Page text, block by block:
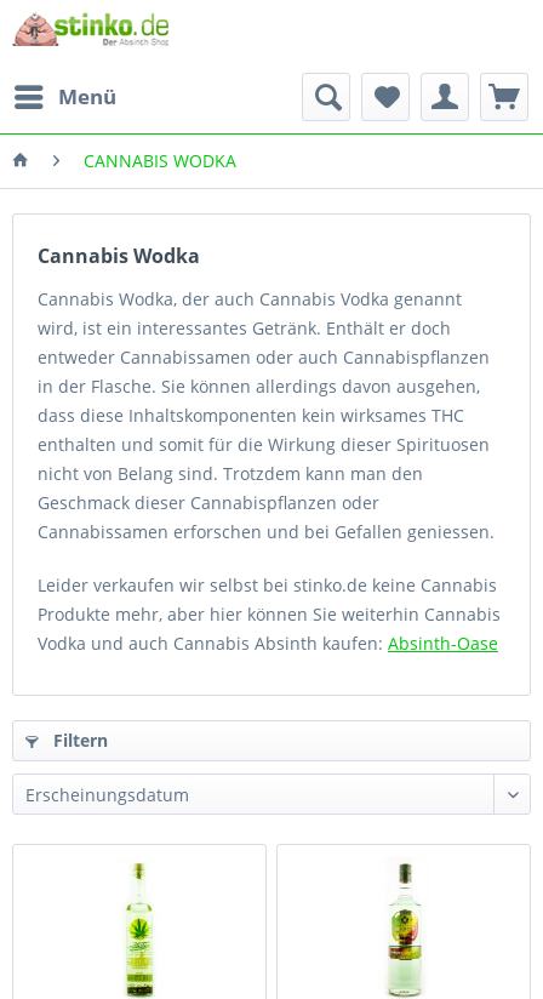
Menü
CANNABIS WODKA
Cannabis Wodka
Cannabis Wodka, der auch Cannabis Vodka genannt
wird, ist ein interessantes Getränk. Enthält er doch
entweder Cannabissamen oder auch Cannabispflanzen
in der Flasche. Sie können allerdings davon ausgehen,
dass diese Inhaltskomponenten kein wirksames THC
enthalten und somit für die Wirkung dieser Spirituosen
nicht von Belang sind. Trotzdem kann man den
Geschmack dieser Cannabispflanzen oder
Cannabissamen erforschen und bei Gefallen geniessen.
Leider verkaufen wir selbst bei stinko.de keine Cannabis
Produkte mehr, aber hier können Sie weiterhin Cannabis
Vodka und auch Cannabis Absinth kaufen: Absinth-Oase
Filtern